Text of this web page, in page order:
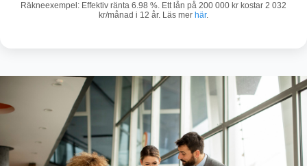
Räkneexempel: Effektiv ränta 6.98 %. Ett lån på 200 000 kr kostar 2 032
kr/månad i 12 år. Läs mer här.